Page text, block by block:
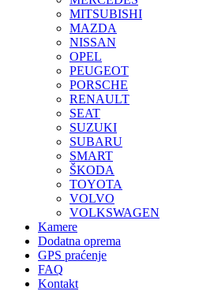
MITSUBISHI
MAZDA
NISSAN
OPEL
PEUGEOT
PORSCHE
RENAULT
SEAT
SUZUKI
SUBARU
SMART
ŠKODA
TOYOTA
VOLVO
VOLKSWAGEN
Kamere
Dodatna oprema
GPS praćenje
FAQ
Kontakt